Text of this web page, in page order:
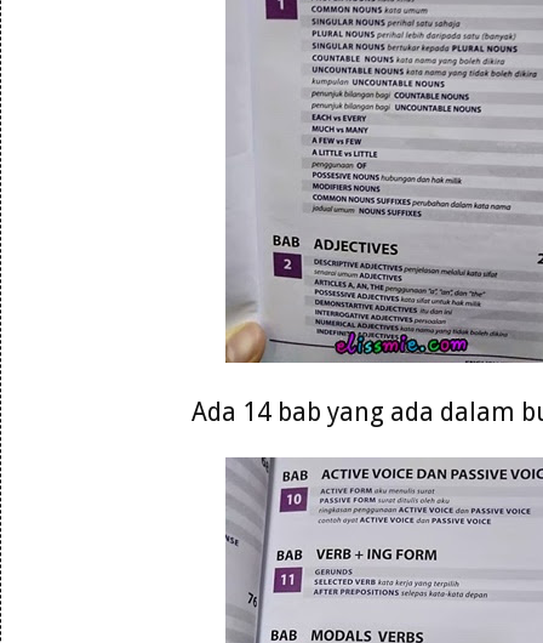
Ada 14 bab yang ada dalam